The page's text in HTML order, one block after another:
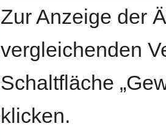
Zur Anzeige der
vergleichenden
Schaltfläche
klicken.